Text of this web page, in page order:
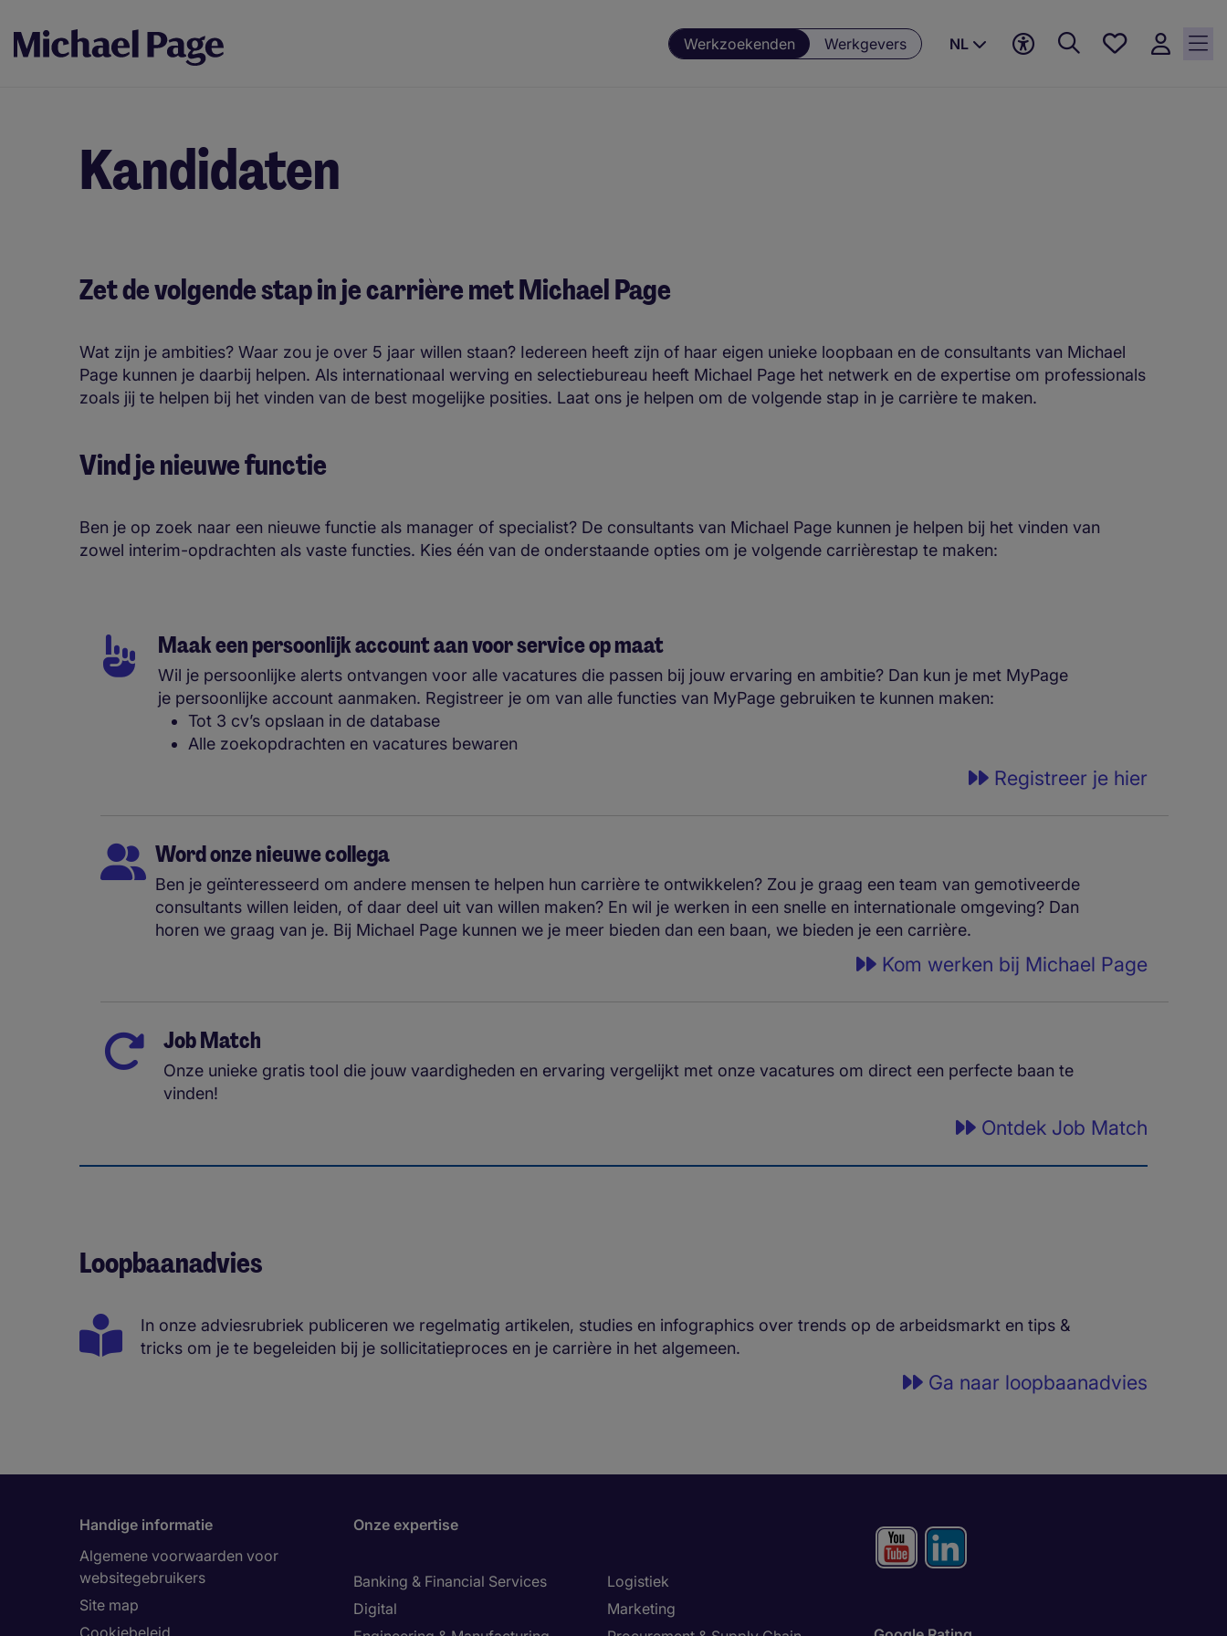
Werkzoekenden Werkgevers NL
Favorieten,
Kandidaten
Zet de volgende stap in je carrière met Michael Page
Wat zijn je ambities? Waar zou je over 5 jaar willen staan? Iedereen heeft zijn of haar eigen unieke loopbaan en de consultants van Michael
Page kunnen je daarbij helpen. Als internationaal werving en selectiebureau heeft Michael Page het netwerk en de expertise om professionals
zoals jij te helpen bij het vinden van de best mogelijke posities. Laat ons je helpen om de volgende stap in je carrière te maken.
Vind je nieuwe functie
Ben je op zoek naar een nieuwe functie als manager of specialist? De consultants van Michael Page kunnen je helpen bij het vinden van
zowel interim-opdrachten als vaste functies. Kies één van de onderstaande opties om je volgende carrièrestap te maken:
Maak een persoonlijk account aan voor service op maat
Wil je persoonlijke alerts ontvangen voor alle vacatures die passen bij jouw ervaring en ambitie? Dan kun je met MyPage
je persoonlijke account aanmaken. Registreer je om van alle functies van MyPage gebruiken te kunnen maken:
Tot 3 cv’s opslaan in de database
Alle zoekopdrachten en vacatures bewaren
Registreer je hier
Word onze nieuwe collega
Ben je geïnteresseerd om andere mensen te helpen hun carrière te ontwikkelen? Zou je graag een team van gemotiveerde
consultants willen leiden, of daar deel uit van willen maken? En wil je werken in een snelle en internationale omgeving? Dan
horen we graag van je. Bij Michael Page kunnen we je meer bieden dan een baan, we bieden je een carrière.
Kom werken bij Michael Page
Job Match
Onze unieke gratis tool die jouw vaardigheden en ervaring vergelijkt met onze vacatures om direct een perfecte baan te
vinden!
Ontdek Job Match
Loopbaanadvies
In onze adviesrubriek publiceren we regelmatig artikelen, studies en infographics over trends op de arbeidsmarkt en tips &
tricks om je te begeleiden bij je sollicitatieproces en je carrière in het algemeen.
Ga naar loopbaanadvies
Handige informatie
Algemene voorwaarden voor
websitegebruikers
Site map
Onze expertise
Banking & Financial Services
Digital
Logistiek
Marketing